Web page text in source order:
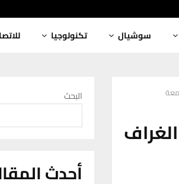
سوشيال تكنولوجيا
البحث
أحدث